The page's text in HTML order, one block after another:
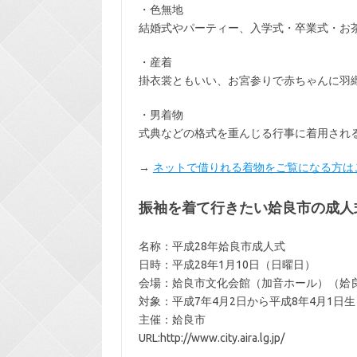
・色無地
結婚式やパーティー、入学式・卒業式・
・産着
掛衣裳ともいい、お宮参りで赤ちゃんに羽
・男着物
式典などの格式を重んじる行事に着用され
→ ネットで借りれる着物をご覧になる方は
振袖を着て行きたい姶良市の成
名称：平成28年姶良市成人式
日時：平成28年1月10日（日曜日）
会場：姶良市文化会館（加音ホール）（姶
対象：平成7年4月2日から平成8年4月1日
主催：姶良市
URL:http://www.city.aira.lg.jp/